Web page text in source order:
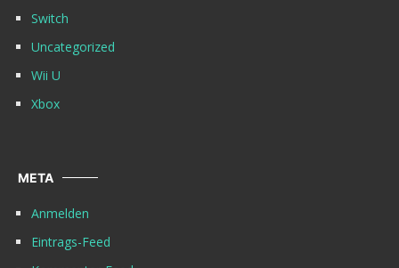
Switch
Uncategorized
Wii U
Xbox
META
Anmelden
Eintrags-Feed